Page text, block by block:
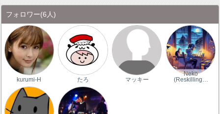
フォロワー(6人)
kurumi-H たろ マッキー
Neko
(Reskilling…